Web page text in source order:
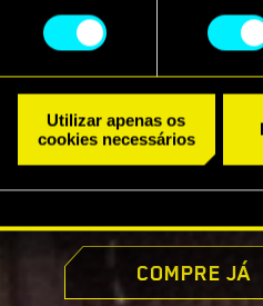
consentimento
Utilizar apenas os
cookies necessários
JÁ
COMPRE JÁ